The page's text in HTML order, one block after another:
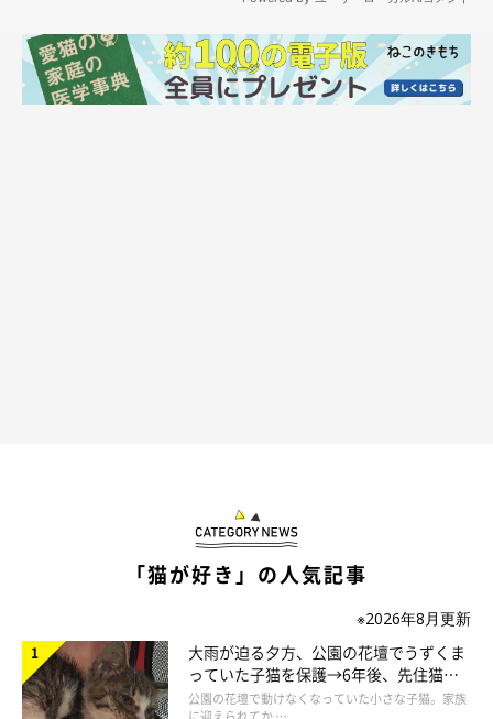
「猫が好き」の人気記事
※2026年8月更新
大雨が迫る夕方、公園の花壇でうずくま
っていた子猫を保護→6年後、先住猫
と“姉妹”のような関係に
公園の花壇で動けなくなっていた小さな子猫。家族